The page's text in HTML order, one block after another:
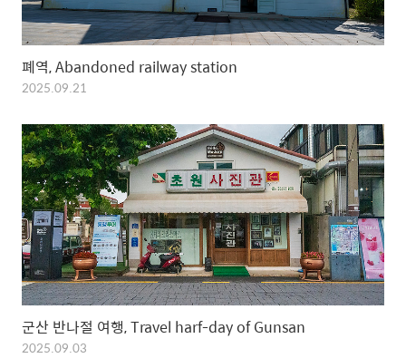
폐역, Abandoned railway station
2025.09.21
군산 반나절 여행, Travel harf-day of Gunsan
2025.09.03